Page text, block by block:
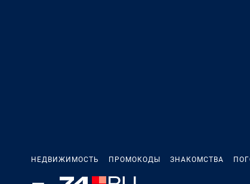
НЕДВИЖИМОСТЬ ПРОМОКОДЫ ЗНАКОМСТВА